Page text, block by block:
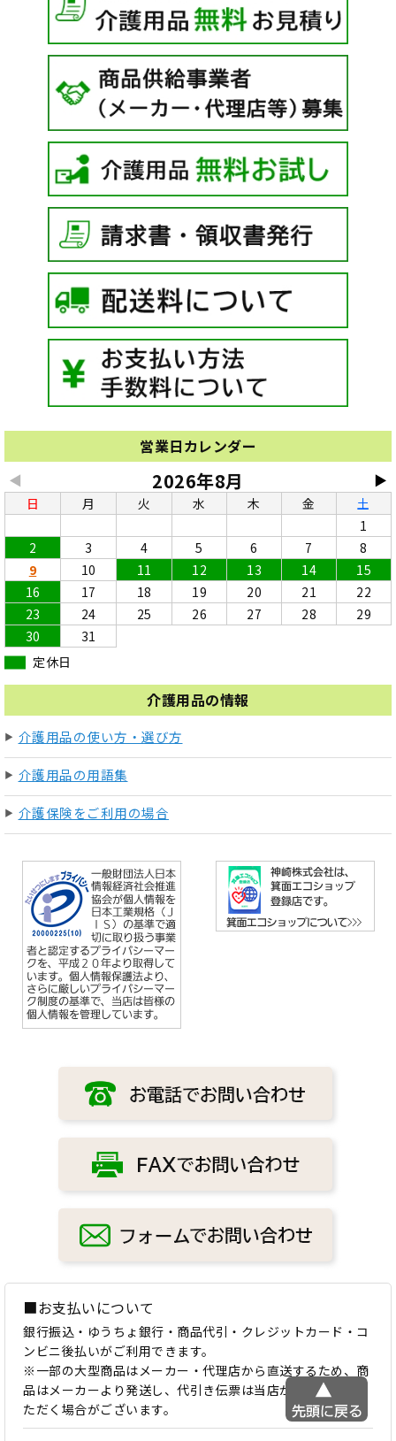
営業日カレンダー
◀ ▶
2026年8月
日 月 火 水 木 金
土
1
2
3 4 5 6 7
8
9
10 11 12 13 14
15
16
17 18 19 20 21
22
23
24 25 26 27 28
29
30
31
定休日
介護用品の情報
介護用品の使い方・選び方
介護用品の用語集
介護保険をご利用の場合
■お支払いについて
銀行振込・ゆうちょ銀行・商品代引・クレジットカード・コ
ンビニ後払いがご利用できます。
※一部の大型商品はメーカー・代理店から直送するため、商
品はメーカーより発送し、代引き伝票は当店から送らせてい
ただく場合がございます。